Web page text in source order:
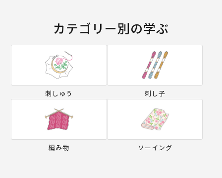
カテゴリー別の学ぶ
刺しゅう 刺し子
編み物 ソーイング